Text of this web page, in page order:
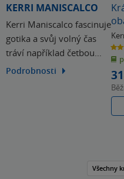
KERRI MANISCALCO
Kerri Maniscalco fascinuje
gotika a svůj volný čas
tráví například četbou
všeho, co jí přijde pod
Podrobnosti
4.5
z
5
Všechny